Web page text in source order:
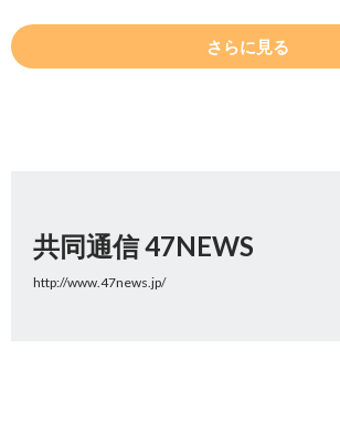
さらに見る
共同通信 47NEWS
http://www.47news.jp/